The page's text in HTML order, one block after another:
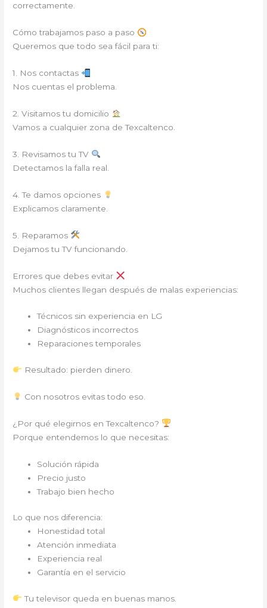
correctamente.
Cómo trabajamos paso a paso
Queremos que todo sea fácil para ti:
1. Nos contactas
Nos cuentas el problema.
2. Visitamos tu domicilio
Vamos a cualquier zona de Texcaltenco.
3. Revisamos tu TV
Detectamos la falla real.
4. Te damos opciones
Explicamos claramente.
5. Reparamos
Dejamos tu TV funcionando.
Errores que debes evitar
Muchos clientes llegan después de malas experiencias:
Técnicos sin experiencia en LG
Diagnósticos incorrectos
Reparaciones temporales
Resultado: pierden dinero.
Con nosotros evitas todo eso.
¿Por qué elegirnos en Texcaltenco?
Porque entendemos lo que necesitas:
Solución rápida
Precio justo
Trabajo bien hecho
Lo que nos diferencia:
Honestidad total
Atención inmediata
Experiencia real
Garantía en el servicio
Tu televisor queda en buenas manos.